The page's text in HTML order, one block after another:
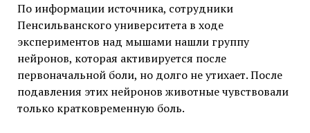
По информации источника, сотрудники
Пенсильванского университета в ходе
экспериментов над мышами нашли группу
нейронов, которая активируется после
первоначальной боли, но долго не утихает. После
подавления этих нейронов животные чувствовали
только кратковременную боль.